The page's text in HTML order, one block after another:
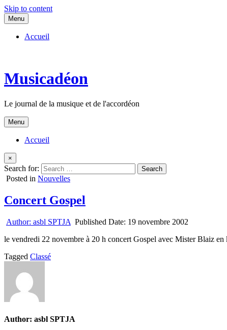
Skip to content
Menu
Accueil
Musicadéon
Le journal de la musique et de l'accordéon
Menu
Accueil
×
Search for:
Posted in Nouvelles
Concert Gospel
Author: asbl SPTJA Published Date: 19 novembre 2002
le vendredi 22 novembre à 20 h concert Gospel avec Mister Blaiz
Tagged Classé
Author: asbl SPTJA